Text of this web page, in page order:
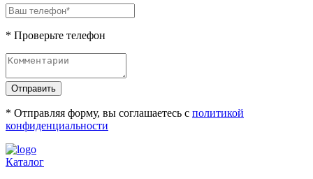
* Проверьте телефон
Отправить
* Отправляя форму, вы соглашаетесь с политикой
конфиденциальности
Каталог